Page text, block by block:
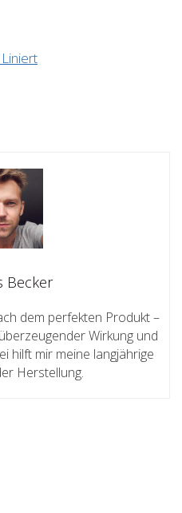
Becker
dem perfekten Produkt –
Wirkung und
hilft mir meine langjährige
Herstellung.